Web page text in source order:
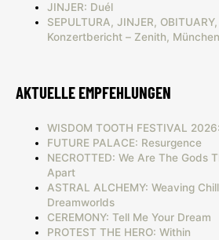
JINJER: Duél
SEPULTURA, JINJER,
Konzertbericht – Zenith, München
AKTUELLE EMPFEHLUNGEN
WISDOM TOOTH FESTIVAL
FUTURE PALACE: Resurgence
NECROTTED: We Are The Gods
Apart
ASTRAL ALCHEMY: Weaving
Dreamworlds
CEREMONY: Tell Me Your Dream
PROTEST THE HERO: Within